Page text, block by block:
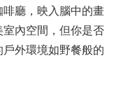
啡廳，映入腦中的畫
內空間，但你是否
外環境如野餐般的